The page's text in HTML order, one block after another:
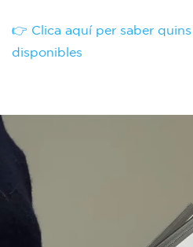
👉 Clica aquí per saber quins
disponibles